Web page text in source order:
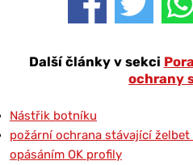
Další články v sekci
ochrany
Nástřik botníku
požární ochrana stávající
opásáním OK profily